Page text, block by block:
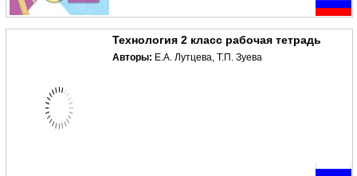
Технология 2 класс рабочая тетрадь
Авторы: Е.А. Лутцева, Т.П. Зуева